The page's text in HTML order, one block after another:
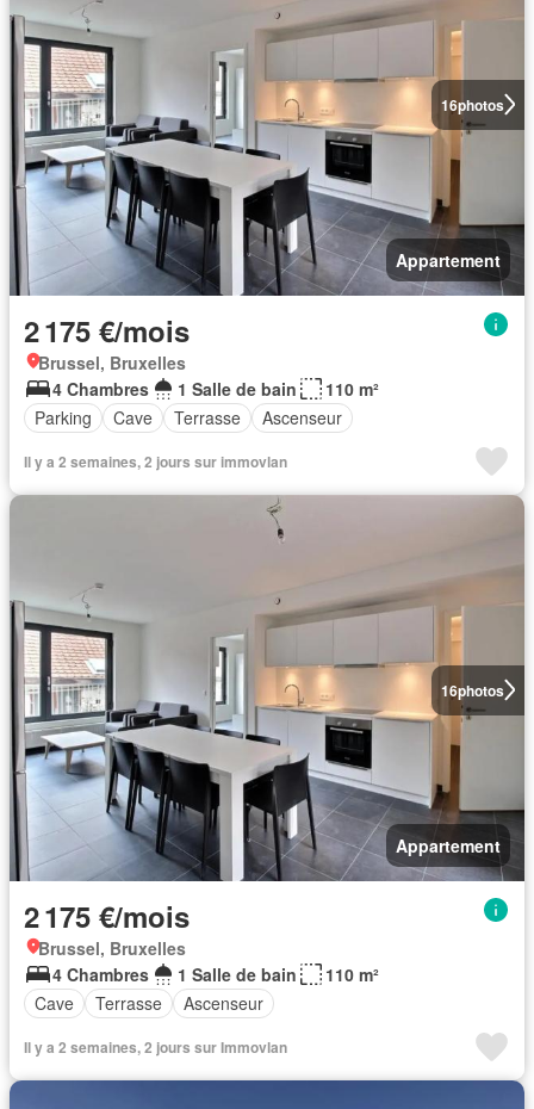
16photos
Appartement
2 175 €/mois
Brussel, Bruxelles
4 Chambres
1 Salle de bain
110 m²
Parking
Cave Terrasse Ascenseur
Il y a 2 semaines, 2 jours sur immovlan
16photos
Appartement
2 175 €/mois
Brussel, Bruxelles
4 Chambres
1 Salle de bain
110 m²
Cave
Terrasse Ascenseur
Il y a 2 semaines, 2 jours sur Immovlan